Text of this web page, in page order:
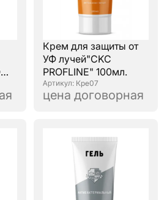
Крем для защиты от
УФ лучей"CKC
PROFLINE" 100мл.
: Кре07
цена договорная